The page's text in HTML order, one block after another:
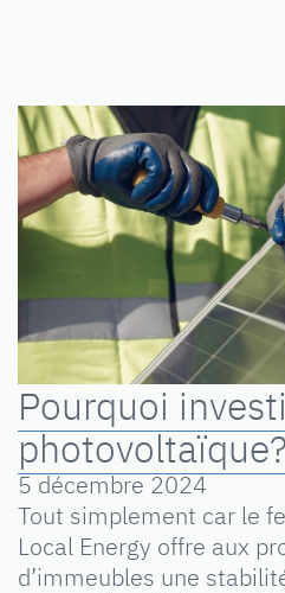
Pourquoi
5 décembre 2024
Tout simplement car le
Local Energy offre aux
d’immeubles une